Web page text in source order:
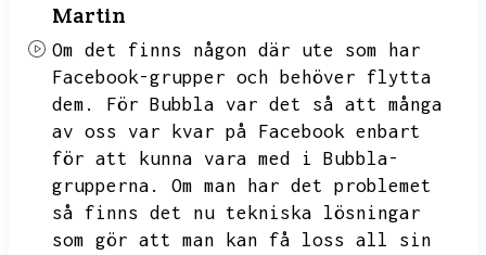
Martin
Om det finns någon där ute som har
Facebook-grupper och behöver flytta
dem.
För Bubbla var det så att många
av oss var kvar på Facebook enbart
för att kunna vara med i Bubbla-
grupperna.
Om man har det problemet
så finns det nu tekniska lösningar
som gör att man kan få loss all sin